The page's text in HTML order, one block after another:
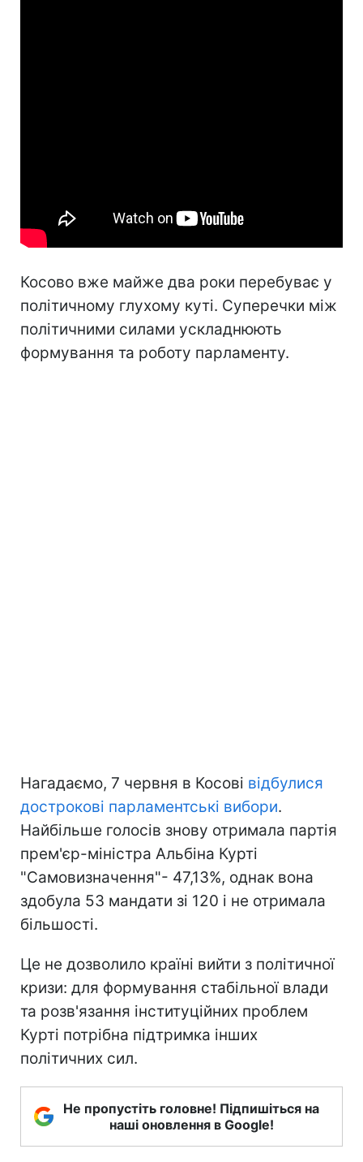
Косово вже майже два роки перебуває у
політичному глухому куті. Суперечки між
політичними силами ускладнюють
формування та роботу парламенту.
Нагадаємо, 7 червня в Косові відбулися
дострокові парламентські вибори.
Найбільше голосів знову отримала партія
прем'єр-міністра Альбіна Курті
"Самовизначення"- 47,13%, однак вона
здобула 53 мандати зі 120 і не отримала
більшості.
Це не дозволило країні вийти з політичної
кризи: для формування стабільної влади
та розв'язання інституційних проблем
Курті потрібна підтримка інших
політичних сил.
Не пропустіть головне! Підпишіться на
наші оновлення в Google!